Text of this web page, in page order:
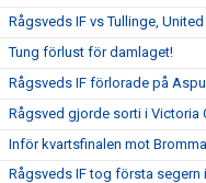
Rågsveds IF vs Tullinge,
Tung förlust för damlaget!
Rågsveds IF förlorade på
Rågsved gjorde sorti i Victoria
Inför kvartsfinalen mot
Rågsveds IF tog första segern